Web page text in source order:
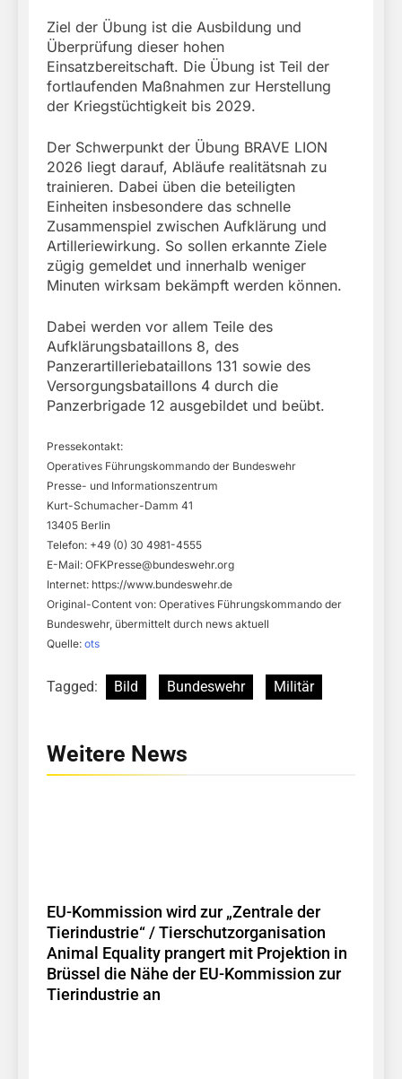
Ziel der Übung ist die Ausbildung und
Überprüfung dieser hohen
Einsatzbereitschaft. Die Übung ist Teil der
fortlaufenden Maßnahmen zur Herstellung
der Kriegstüchtigkeit bis 2029.
Der Schwerpunkt der Übung BRAVE LION
2026 liegt darauf, Abläufe realitätsnah zu
trainieren. Dabei üben die beteiligten
Einheiten insbesondere das schnelle
Zusammenspiel zwischen Aufklärung und
Artilleriewirkung. So sollen erkannte Ziele
zügig gemeldet und innerhalb weniger
Minuten wirksam bekämpft werden können.
Dabei werden vor allem Teile des
Aufklärungsbataillons 8, des
Panzerartilleriebataillons 131 sowie des
Versorgungsbataillons 4 durch die
Panzerbrigade 12 ausgebildet und beübt.
Pressekontakt:
Operatives Führungskommando der Bundeswehr
Presse- und Informationszentrum
Kurt-Schumacher-Damm 41
13405 Berlin
Telefon: +49 (0) 30 4981-4555
E-Mail: OFKPresse@bundeswehr.org
Internet: https://www.bundeswehr.de
Original-Content von: Operatives Führungskommando der
Bundeswehr, übermittelt durch news aktuell
Quelle: ots
Tagged: Bild Bundeswehr Militär
Weitere News
EU-Kommission wird zur „Zentrale der
Tierindustrie“ / Tierschutzorganisation
Animal Equality prangert mit Projektion in
Brüssel die Nähe der EU-Kommission zur
Tierindustrie an